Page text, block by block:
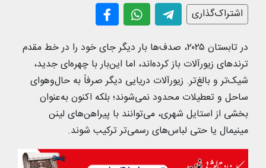
اشتراک‌گذاری
در تابستان ۲۰۲۵، صدف‌ها بار دیگر جای خود را در خط مقدم
ترندهای زیورآلات باز کرده‌اند، اما این‌بار با چهره‌ای جدید،
شیک‌تر و بالغ‌تر. زیورآلات دریایی دیگر صرفاً به حال‌وهوای
ساحل و تعطیلات محدود نمی‌شوند؛ بلکه اکنون به‌عنوان
بخشی از استایل شهری، می‌توانند با پیراهن‌های لینن
مینیمال یا حتی لباس‌های رسمی‌تر ترکیب شوند.